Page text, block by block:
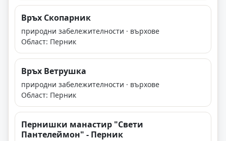
Връх Скопарник
природни забележителности · върхове
Област: Перник
Връх Ветрушка
природни забележителности · върхове
Област: Перник
Пернишки манастир "Свети
Пантелеймон" - Перник